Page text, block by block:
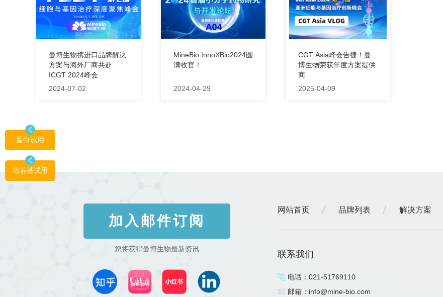
曼博生物携进口品牌解决
方案与海外厂商共赴
ICGT 2024峰会
2024-07-02
MineBio InnoXBio2024圆
满收官！
2024-04-29
CGT Asia峰会告捷！曼
博生物荣获年度方案提供
商
2025-04-09
加入邮件订阅
您将获得曼博生物最新资讯
网站首页 品牌列表 解决方案
联系我们
电话： 021-51769110
邮箱： info@mine-bio.com
蛋白试用
培养基试用